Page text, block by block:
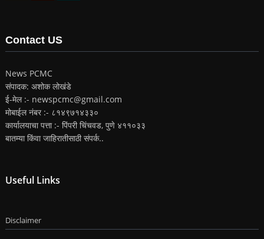
Contact US
News PCMC
संपादक: अशोक लोखंडे
ई-मेल :- newspcmc@gmail.com
मोबाईल नंबर :- ८१४९७१४३३०
कार्यालयाचा पत्ता :- पिंपरी चिंचवड, पुणे ४११०३३
बातम्या किंवा जाहिरातीसाठी संपर्क..
Useful Links
Disclaimer